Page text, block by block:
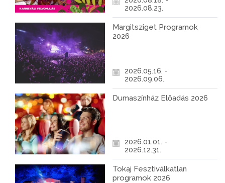
2026.08.23.
Margitsziget Programok
2026
2026.05.16. -
2026.09.06.
Dumaszínház Előadás 2026
2026.01.01. -
2026.12.31.
Tokaj Fesztiválkatlan
programok 2026